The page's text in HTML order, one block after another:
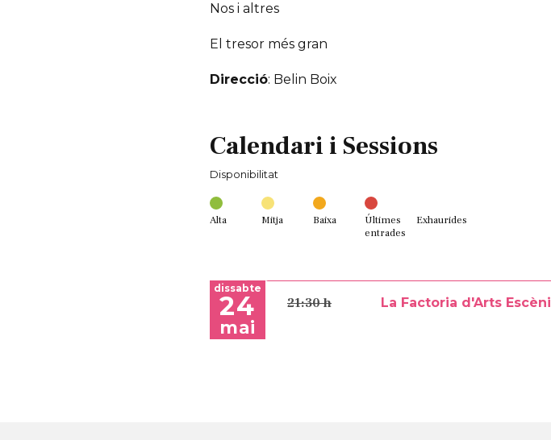
Nos i altres
El tresor més gran
Direcció: Belin Boix
Calendari i Sessions
Disponibilitat
Alta Mitja Baixa
Últimes
entrades
Exhaurides
dissabte
24
mai
21:30 h La Factoria d'Arts